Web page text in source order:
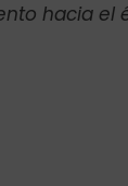
hacia el